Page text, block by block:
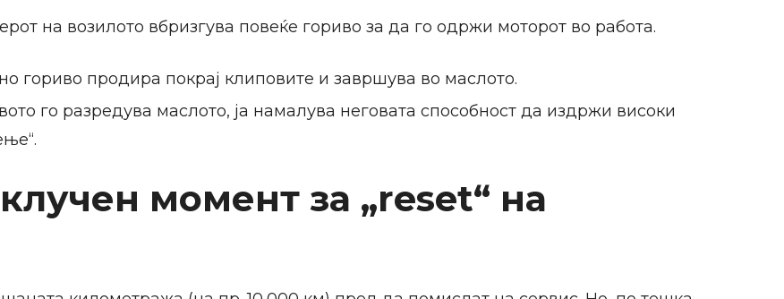
на возилото вбризгува повеќе гориво за да го одржи моторот во работа.
гориво продира покрај клиповите и завршува во маслото.
го разредува маслото, ја намалува неговата способност да издржи високи
момент за „reset“ на